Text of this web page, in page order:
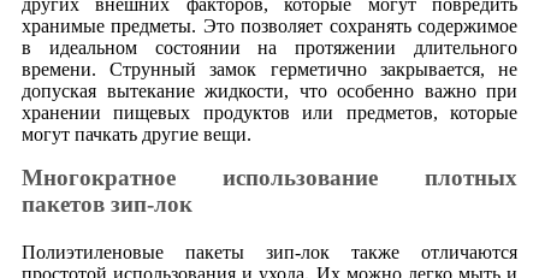
других внешних факторов, которые могут повредить
хранимые предметы. Это позволяет сохранять содержимое
в идеальном состоянии на протяжении длительного
времени. Струнный замок герметично закрывается, не
допуская вытекание жидкости, что особенно важно при
хранении пищевых продуктов или предметов, которые
могут пачкать другие вещи.
Многократное использование плотных
пакетов зип-лок
Полиэтиленовые пакеты зип-лок также отличаются
простотой использования и ухода. Их можно легко мыть и